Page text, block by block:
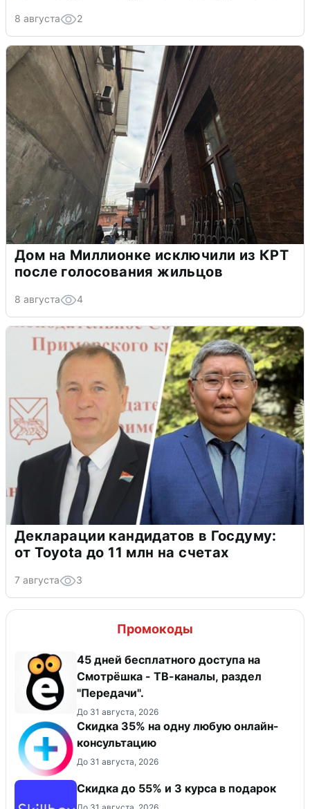
8 августа 2
Дом на Миллионке исключили из КРТ
после голосования жильцов
8 августа 4
Декларации кандидатов в Госдуму:
от Toyota до 11 млн на счетах
7 августа 3
Промокоды
45 дней бесплатного доступа на
Смотрёшка - ТВ-каналы, раздел
"Передачи".
До 31 августа, 2026
Скидка 35% на одну любую онлайн-
консультацию
До 31 августа, 2026
Скидка до 55% и 3 курса в подарок